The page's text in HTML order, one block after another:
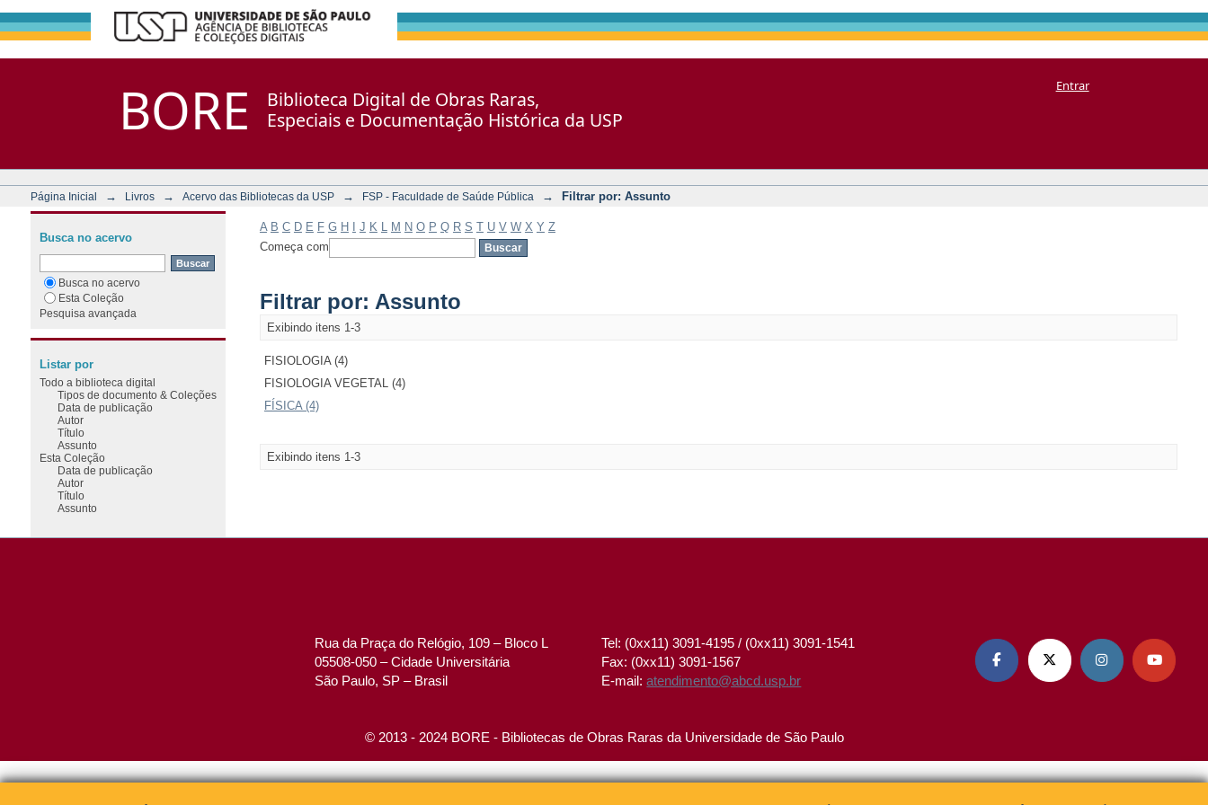
BORE
Biblioteca Digital de Obras Raras,
Especiais e Documentação Histórica da USP
Entrar
Página Inicial → Livros → Acervo das Bibliotecas da USP → FSP - Faculdade de Saúde Pública → Filtrar por: Assunto
A B C D E F G H J K M N O P Q R S T U V W X Y Z
Começa com
Filtrar por: Assunto
Exibindo itens 1-3
FISIOLOGIA (4)
FISIOLOGIA VEGETAL (4)
FÍSICA (4)
Exibindo itens 1-3
Busca no acervo
Busca no acervo
Esta Coleção
Pesquisa avançada
Listar por
Todo a biblioteca digital
Tipos de documento & Coleções
Data de publicação
Autor
Título
Assunto
Esta Coleção
Data de publicação
Autor
Título
Assunto
Rua da Praça do Relógio, 109 – Bloco L
05508-050 – Cidade Universitária
São Paulo, SP – Brasil
Tel: (0xx11) 3091-4195 / (0xx11) 3091-1541
Fax: (0xx11) 3091-1567
E-mail:atendimento@abcd.usp.br
   
© 2013 - 2024 BORE - Bibliotecas de Obras Raras da Universidade de São Paulo